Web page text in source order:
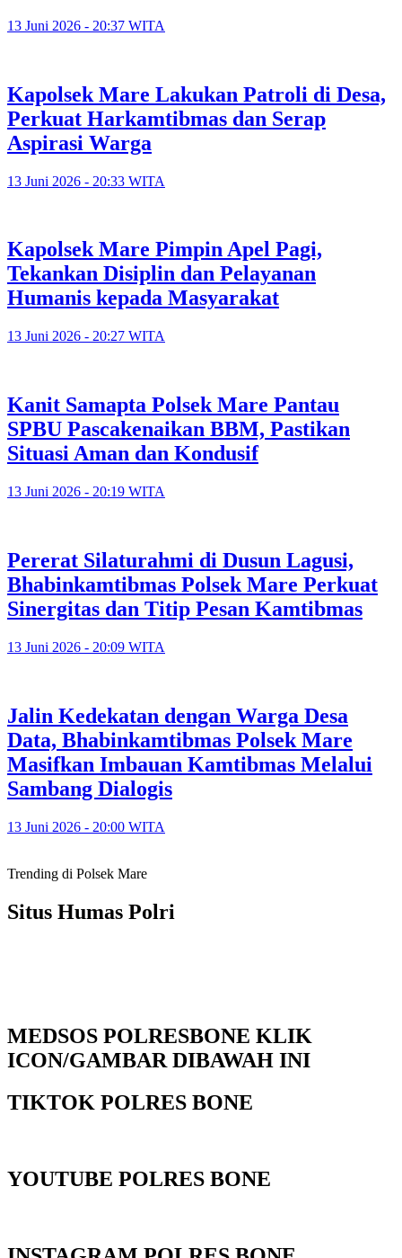
13 Juni 2026 - 20:37 WITA
Kapolsek Mare Lakukan Patroli di Desa,
Perkuat Harkamtibmas dan Serap
Aspirasi Warga
13 Juni 2026 - 20:33 WITA
Kapolsek Mare Pimpin Apel Pagi,
Tekankan Disiplin dan Pelayanan
Humanis kepada Masyarakat
13 Juni 2026 - 20:27 WITA
Kanit Samapta Polsek Mare Pantau
SPBU Pascakenaikan BBM, Pastikan
Situasi Aman dan Kondusif
13 Juni 2026 - 20:19 WITA
Pererat Silaturahmi di Dusun Lagusi,
Bhabinkamtibmas Polsek Mare Perkuat
Sinergitas dan Titip Pesan Kamtibmas
13 Juni 2026 - 20:09 WITA
Jalin Kedekatan dengan Warga Desa
Data, Bhabinkamtibmas Polsek Mare
Masifkan Imbauan Kamtibmas Melalui
Sambang Dialogis
13 Juni 2026 - 20:00 WITA
Trending di Polsek Mare
Situs Humas Polri
MEDSOS POLRESBONE KLIK
ICON/GAMBAR DIBAWAH INI
TIKTOK POLRES BONE
YOUTUBE POLRES BONE